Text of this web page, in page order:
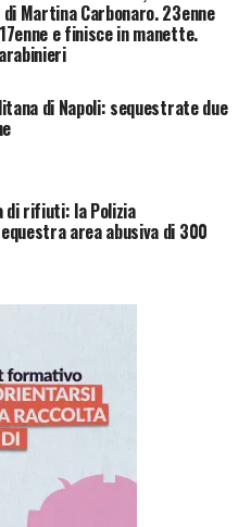
di Martina Carbonaro. 23enne
e finisce in manette.
di Napoli: sequestrate due
di rifiuti: la Polizia
area abusiva di 300